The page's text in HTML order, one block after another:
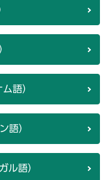
語）
語）
ル語）